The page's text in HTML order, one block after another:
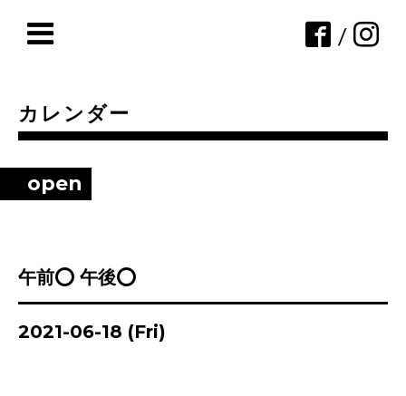
/
カレンダー
open
午前⭕ 午後⭕
2021-06-18 (Fri)